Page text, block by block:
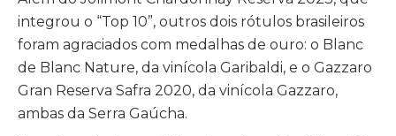
integrou o “Top 10”, outros dois rótulos brasileiros
foram agraciados com medalhas de ouro: o Blanc
de Blanc Nature, da vinícola Garibaldi, e o Gazzaro
Gran Reserva Safra 2020, da vinícola Gazzaro,
ambas da Serra Gaúcha.